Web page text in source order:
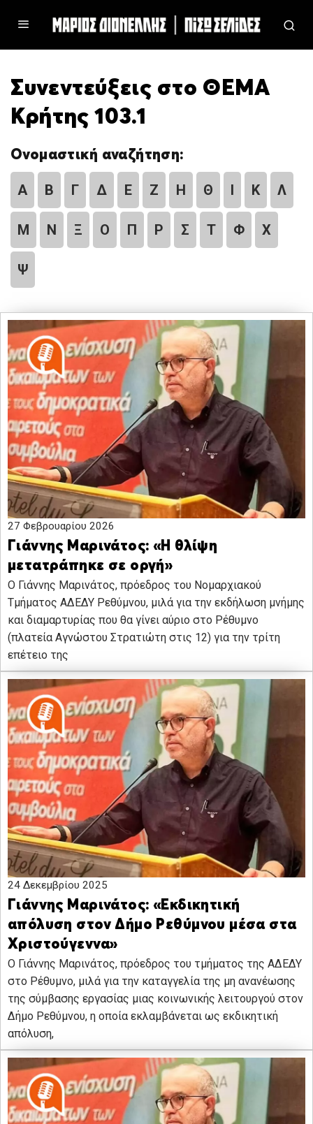
Συνεντεύξεις στο ΘΕΜΑ
Κρήτης 103.1
Ονομαστική αναζήτηση:
Α Β Γ Δ Ε Ζ Η Θ Ι Κ Λ
Μ Ν Ξ Ο Π Ρ Σ Τ Φ Χ
Ψ
27 Φεβρουαρίου 2026
Γιάννης Μαρινάτος: «Η θλίψη
μετατράπηκε σε οργή»
Ο Γιάννης Μαρινάτος, πρόεδρος του Νομαρχιακού
Τμήματος ΑΔΕΔΥ Ρεθύμνου, μιλά για την εκδήλωση μνήμης
και διαμαρτυρίας που θα γίνει αύριο στο Ρέθυμνο
(πλατεία Αγνώστου Στρατιώτη στις 12) για την τρίτη
επέτειο της
24 Δεκεμβρίου 2025
Γιάννης Μαρινάτος: «Εκδικητική
απόλυση στον Δήμο Ρεθύμνου μέσα στα
Χριστούγεννα»
Ο Γιάννης Μαρινάτος, πρόεδρος του τμήματος της ΑΔΕΔΥ
στο Ρέθυμνο, μιλά για την καταγγελία της μη ανανέωσης
της σύμβασης εργασίας μιας κοινωνικής λειτουργού στον
Δήμο Ρεθύμνου, η οποία εκλαμβάνεται ως εκδικητική
απόλυση,